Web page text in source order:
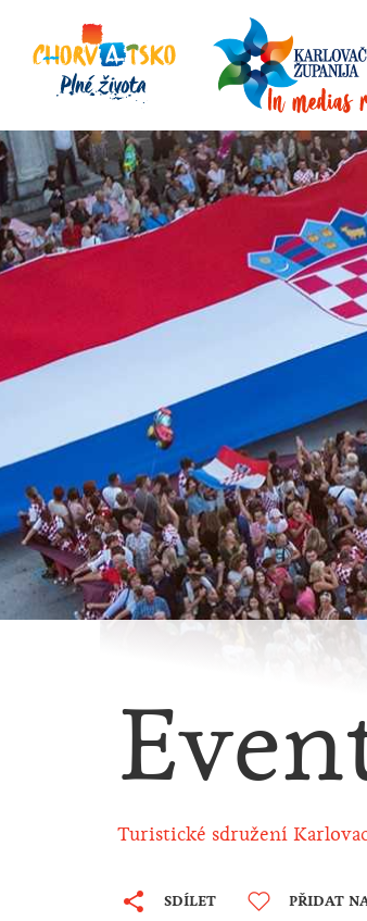
Turistické sdružení
SDÍLET PŘIDAT